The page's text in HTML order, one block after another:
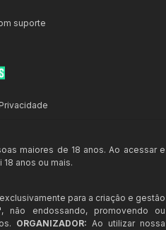
suporte
maiores de 18 anos. Ao acessar e
anos ou mais.
para a criação e gestão
, não endossando, promovendo ou
ORGANIZADOR: Ao utilizar nossa